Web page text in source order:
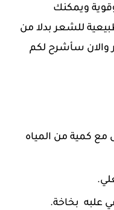
ويمكنك
للشعر بدلا من
والان سأشرح لكم
كمية من المياه
علبه بخاخة.